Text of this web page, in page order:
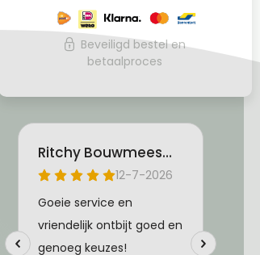
Beveiligd bestel en
betaalproces